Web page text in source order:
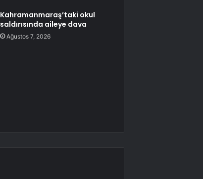
Kahramanmaraş’taki okul
saldırısında aileye dava
Ağustos 7, 2026